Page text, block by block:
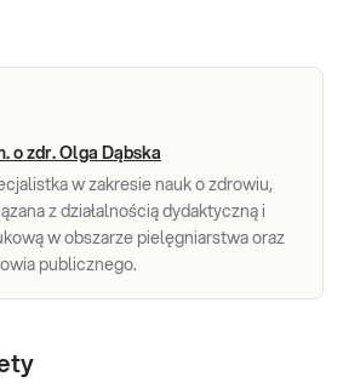
o zdr. Olga Dąbska
w zakresie nauk o zdrowiu,
z działalnością dydaktyczną i
w obszarze pielęgniarstwa oraz
publicznego.